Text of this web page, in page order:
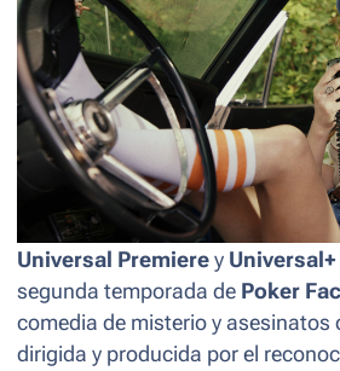
Universal Premiere y Universal+
segunda temporada de Poker
comedia de misterio y asesinatos
dirigida y producida por el